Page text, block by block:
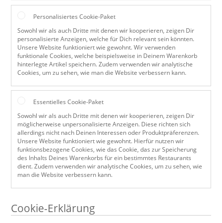
Personalisiertes Cookie-Paket
Sowohl wir als auch Dritte mit denen wir kooperieren, zeigen Dir
personalisierte Anzeigen, welche für Dich relevant sein könnten.
Unsere Website funktioniert wie gewohnt. Wir verwenden
funktionale Cookies, welche beispielsweise in Deinem Warenkorb
hinterlegte Artikel speichern. Zudem verwenden wir analytische
Cookies, um zu sehen, wie man die Website verbessern kann.
Essentielles Cookie-Paket
Sowohl wir als auch Dritte mit denen wir kooperieren, zeigen Dir
möglicherweise unpersonalisierte Anzeigen. Diese richten sich
allerdings nicht nach Deinen Interessen oder Produktpräferenzen.
Unsere Website funktioniert wie gewohnt. Hierfür nutzen wir
funktionsbezogene Cookies, wie das Cookie, das zur Speicherung
des Inhalts Deines Warenkorbs für ein bestimmtes Restaurants
dient. Zudem verwenden wir analytische Cookies, um zu sehen, wie
man die Website verbessern kann.
Cookie-Erklärung